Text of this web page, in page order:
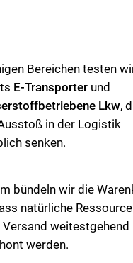
Bereichen testen
E-Transporter und
Lkw,
in der Logistik
senken.
bündeln wir die
natürliche
Versand weitestgehend
werden.